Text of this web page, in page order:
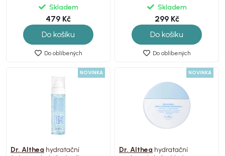
Skladem
479 Kč
Do košíku
Do oblíbených
Skladem
299 Kč
Do košíku
Do oblíbených
NOVINKA
Dr. Althea hydratační
NOVINKA
Dr. Althea hydratační